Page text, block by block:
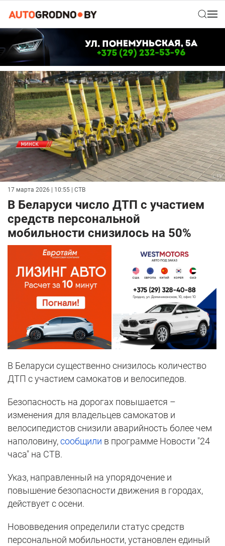
17 марта 2026 | 10:55 | СТВ
В Беларуси число ДТП с участием
средств персональной
мобильности снизилось на 50%
В Беларуси существенно снизилось количество
ДТП с участием самокатов и велосипедов.
Безопасность на дорогах повышается –
изменения для владельцев самокатов и
велосипедистов снизили аварийность более чем
наполовину,сообщили в программе Новости "24
часа" на СТВ.
Указ, направленный на упорядочение и
повышение безопасности движения в городах,
действует с осени.
Нововведения определили статус средств
персональной мобильности, установлен единый